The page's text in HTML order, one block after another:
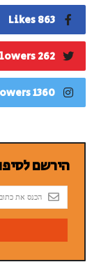
863 Likes
262 Followers
1360 Followers